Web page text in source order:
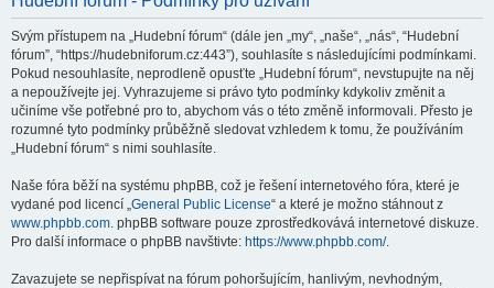
Svým přístupem na „Hudební fórum“ (dále jen „my“, „naše“, „nás“, “Hudební
fórum”, “https://hudebniforum.cz:443”), souhlasíte s následujícími podmínkami.
Pokud nesouhlasíte, neprodleně opusťte „Hudební fórum“, nevstupujte na něj
a nepoužívejte jej. Vyhrazujeme si právo tyto podmínky kdykoliv změnit a
učiníme vše potřebné pro to, abychom vás o této změně informovali. Přesto je
rozumné tyto podmínky průběžně sledovat vzhledem k tomu, že používáním
„Hudební fórum“ s nimi souhlasíte.
Naše fóra běží na systému phpBB, což je řešení internetového fóra, které je
vydané pod licencí „General Public License“ a které je možno stáhnout z
www.phpbb.com. phpBB software pouze zprostředkovává internetové diskuze.
Pro další informace o phpBB navštivte: https://www.phpbb.com/.
Zavazujete se nepřispívat na fórum pohoršujícím, hanlivým, nevhodným,